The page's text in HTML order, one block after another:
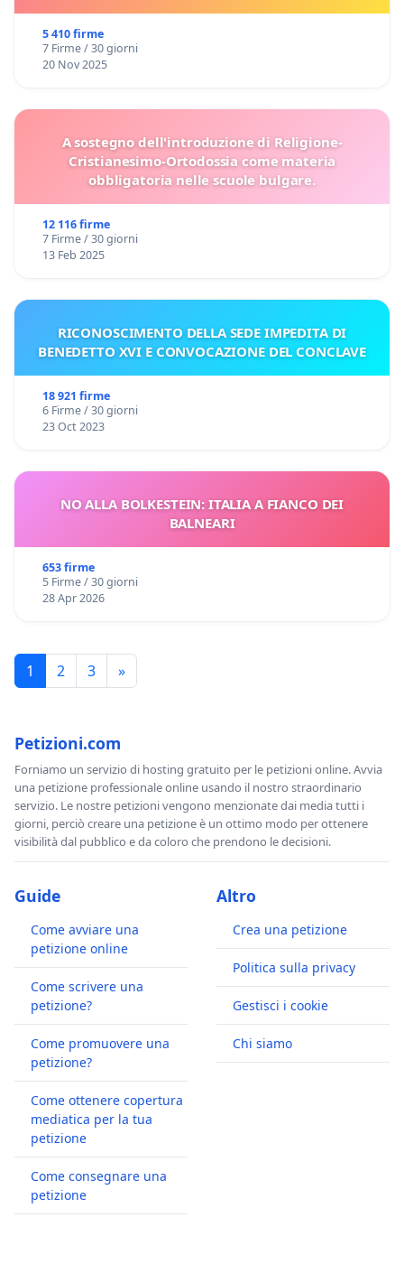
5 410 firme
7 Firme / 30 giorni
20 Nov 2025
A sostegno dell'introduzione di Religione-
Cristianesimo-Ortodossia come materia
obbligatoria nelle scuole bulgare.
12 116 firme
7 Firme / 30 giorni
13 Feb 2025
RICONOSCIMENTO DELLA SEDE IMPEDITA DI
BENEDETTO XVI E CONVOCAZIONE DEL CONCLAVE
18 921 firme
6 Firme / 30 giorni
23 Oct 2023
NO ALLA BOLKESTEIN: ITALIA A FIANCO DEI
BALNEARI
653 firme
5 Firme / 30 giorni
28 Apr 2026
1 2 3 »
Petizioni.com
Forniamo un servizio di hosting gratuito per le petizioni online. Avvia
una petizione professionale online usando il nostro straordinario
servizio. Le nostre petizioni vengono menzionate dai media tutti i
giorni, perciò creare una petizione è un ottimo modo per ottenere
visibilità dal pubblico e da coloro che prendono le decisioni.
Guide
Come avviare una
petizione online
Come scrivere una
petizione?
Come promuovere una
petizione?
Come ottenere copertura
mediatica per la tua
petizione
Come consegnare una
petizione
Altro
Crea una petizione
Politica sulla privacy
Gestisci i cookie
Chi siamo